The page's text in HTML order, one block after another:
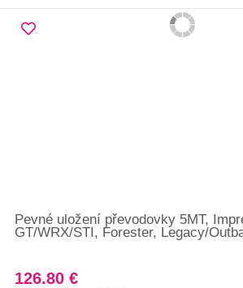
Pevné uložení převodovky 5MT,
GT/WRX/STI, Forester, Legacy/
126.80 €